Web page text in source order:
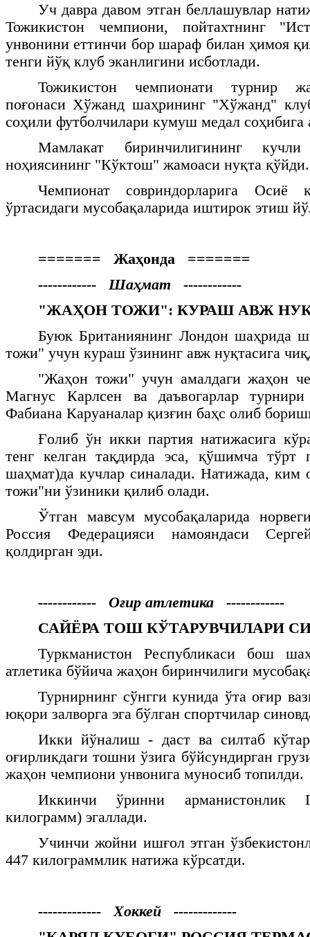
Уч давра давом этган беллашувлар
Тожикистон чемпиони, пойтахтнинг
унвонини еттинчи бор шараф билан ҳимоя
тенги йўқ клуб эканлигини исботлади.
Тожикистон чемпионати турнир
поғонаси Хўжанд шаҳрининг "Хўжанд"
соҳили футболчилари кумуш медал
Мамлакат биринчилигининг
ноҳиясининг "Кўктош" жамоаси нуқта қўйди.
Чемпионат совриндорларига Осиё
ўртасидаги мусобақаларида иштирок этиш
======= Жаҳонда =======
------------ Шаҳмат ------------
"ЖАҲОН ТОЖИ": КУРАШ АВЖ
Буюк Британиянинг Лондон шаҳрида
тожи" учун кураш ўзининг авж нуқтасига
"Жаҳон тожи" учун амалдаги жаҳон
Магнус Карлсен ва даъвогарлар
Фабиана Каруаналар қизғин баҳс олиб
Ғолиб ўн икки партия натижасига
тенг келган тақдирда эса, қўшимча тўрт
шаҳмат)да кучлар синалади. Натижада, ким
тожи"ни ўзиники қилиб олади.
Ўтган мавсум мусобақаларида
Россия Федерацияси намояндаси
қолдирган эди.
------------ Оғир атлетика ------------
САЙЁРА ТОШ КЎТАРУВЧИЛАРИ
Туркманистон Республикаси бош
атлетика бўйича жаҳон биринчилиги
Турнирнинг сўнгги кунида ўта оғир
юқори залворга эга бўлган спортчилар
Икки йўналиш - даст ва силтаб
оғирликдаги тошни ўзига бўйсундирган
жаҳон чемпиони унвонига муносиб топилди.
Иккинчи ўринни
килограмм) эгаллади.
Учинчи жойни ишғол этган
447 килограммлик натижа кўрсатди.
------------- Хоккей -------------